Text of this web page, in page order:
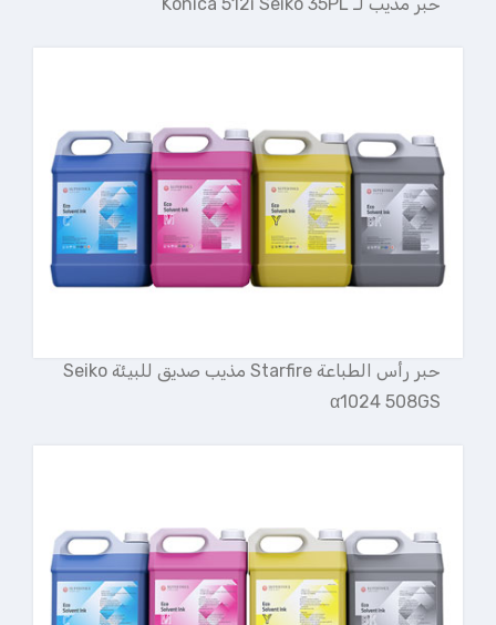
حبر رأس الطباعة Starfire مذيب صديق للبيئة Seiko
α1024 508GS